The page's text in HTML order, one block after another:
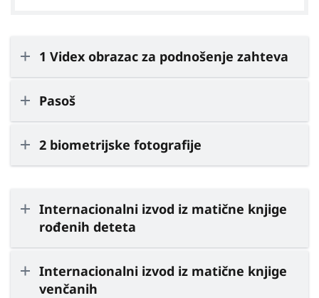
1 Videx obrazac za podnošenje zahteva
Pasoš
2 biometrijske fotografije
Internacionalni izvod iz matične knjige
rođenih deteta
Internacionalni izvod iz matične knjige
venčanih